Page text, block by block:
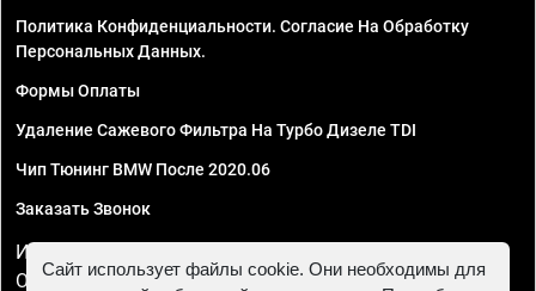
Политика Конфиденциальности. Согласие На Обработку
Персональных Данных.
Формы Оплаты
Удаление Сажевого Фильтра На Турбо Дизеле TDI
Чип Тюнинг BMW После 2020.06
Заказать Звонок
ИП Смирнов Георгий Павлович. ИНН 781302555843,
ОГРНИП 324470400032610
Сайт использует файлы cookie. Они необходимы для